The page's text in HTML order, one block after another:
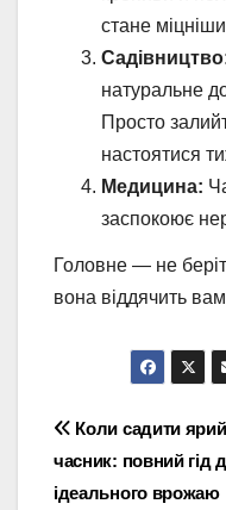
стане
натуральне
Просто
настоятися
Медицина:
заспокоює
Головне — не
вона віддячить
Навігація
записів
Коли садити ярий
часник: повний гід
ідеального врожаю